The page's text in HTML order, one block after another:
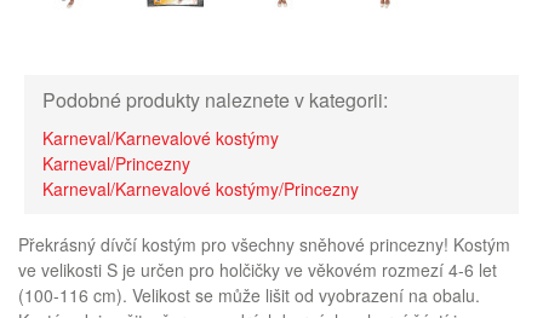
Podobné produkty naleznete v kategorii:
Karneval/Karnevalové kostýmy
Karneval/Princezny
Karneval/Karnevalové kostýmy/Princezny
Překrásný dívčí kostým pro všechny sněhové princezny! Kostým
ve velikosti S je určen pro holčičky ve věkovém rozmezí 4-6 let
(100-116 cm). Velikost se může lišit od vyobrazení na obalu.